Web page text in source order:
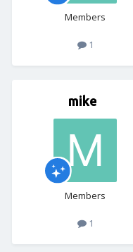
Members
1
mike
Members
1